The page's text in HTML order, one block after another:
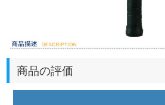
商品の評価